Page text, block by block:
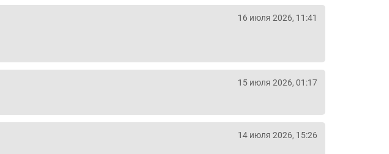
16 июля 2026, 11:41
15 июля 2026, 01:17
14 июля 2026, 15:26